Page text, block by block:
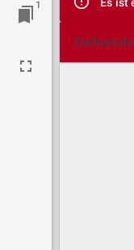
1